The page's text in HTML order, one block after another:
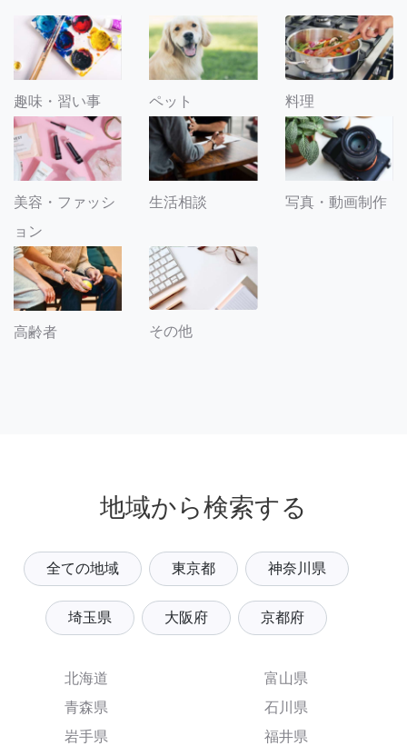
趣味・習い事 ペット 料理
美容・ファッシ
ョン
生活相談 写真・動画制作
高齢者 その他
地域から検索する
全ての地域 東京都 神奈川県
埼玉県 大阪府 京都府
北海道
青森県
岩手県
富山県
石川県
福井県